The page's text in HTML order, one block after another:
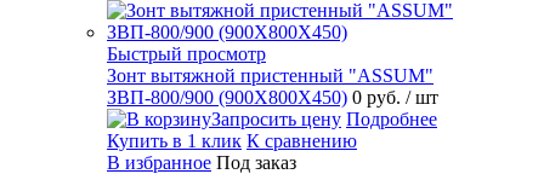
Быстрый просмотр
Зонт вытяжной пристенный "ASSUM"
ЗВП-800/900 (900Х800Х450) 0 руб. / шт
Запросить цену Подробнее
Купить в 1 клик К сравнению
В избранное Под заказ